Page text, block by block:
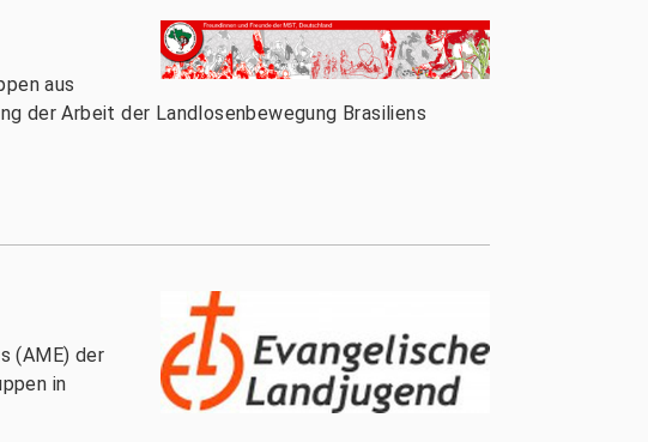
aus
der Arbeit der Landlosenbewegung Brasiliens
(AME) der
in